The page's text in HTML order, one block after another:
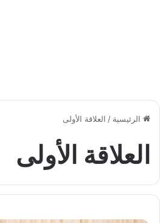
الرئيسية / العلاقة الأولى
العلاقة الأولى